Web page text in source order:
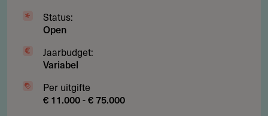
Gericht op kinderen (3–12 jaar) en/of familiepubliek
Aanvraag wordt ingediend door een producent
Regisseur/scenarist en producent zijn niet dezelfde
persoon
Status:
Open
Jaarbudget:
Variabel
Per uitgifte
€ 11.000 - € 75.000